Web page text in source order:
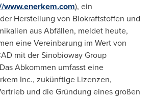
www.enerkem.com), ein
Herstellung von Biokraftstoffen und
aus Abfällen, meldet heute,
eine Vereinbarung im Wert von
mit der Sinobioway Group
Abkommen umfasst eine
Inc., zukünftige Lizenzen,
und die Gründung eines großen